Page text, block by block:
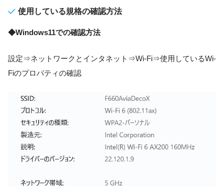
使用している規格の確認方法
◆Windows11での確認方法
設定⇒ネットワークとインタネット⇒Wi-Fi⇒使用しているWi-
Fiのプロパティの確認